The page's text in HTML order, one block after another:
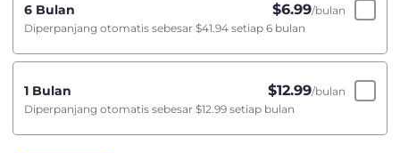
6 Bulan $6.99/bulan
Diperpanjang otomatis sebesar $41.94 setiap 6 bulan
1 Bulan $12.99/bulan
Diperpanjang otomatis sebesar $12.99 setiap bulan